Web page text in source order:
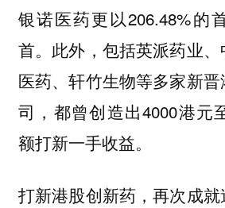
银诺医药更以206.48%的
首。此外，包括英派药业
医药、轩竹生物等多家新
司，都曾创造出4000港元
额打新一手收益。
打新港股创新药，再次成